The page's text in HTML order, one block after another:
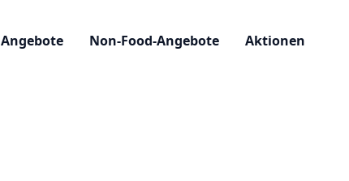
Angebote Non-Food-Angebote Aktionen